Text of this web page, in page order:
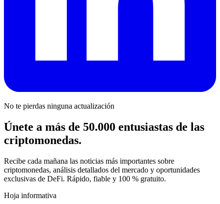
No te pierdas ninguna actualización
Únete a más de 50.000 entusiastas de las
criptomonedas.
Recibe cada mañana las noticias más importantes sobre
criptomonedas, análisis detallados del mercado y oportunidades
exclusivas de DeFi. Rápido, fiable y 100 % gratuito.
Hoja informativa